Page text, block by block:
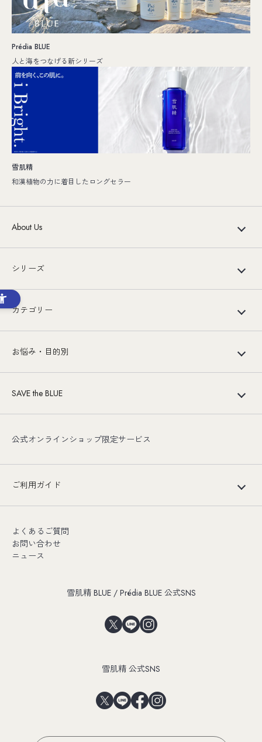
Prédia BLUE
人と海をつなげる新シリーズ
雪肌精
和漢植物の力に着目したロングセラー
About Us
シリーズ
カテゴリー
お悩み・目的別
SAVE the BLUE
公式オンラインショップ限定サービス
ご利用ガイド
よくあるご質問
お問い合わせ
ニュース
雪肌精 BLUE / Prédia BLUE 公式SNS
雪肌精 公式SNS